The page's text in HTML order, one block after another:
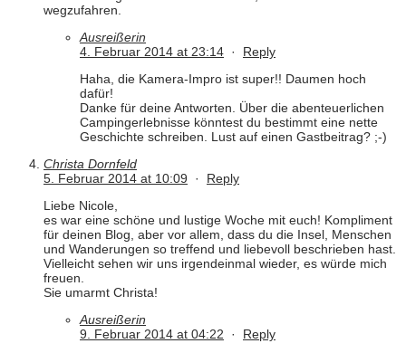
wegzufahren.
Ausreißerin
4. Februar 2014 at 23:14 · Reply
Haha, die Kamera-Impro ist super!! Daumen hoch
dafür!
Danke für deine Antworten. Über die abenteuerlichen
Campingerlebnisse könntest du bestimmt eine nette
Geschichte schreiben. Lust auf einen Gastbeitrag? ;-)
Christa Dornfeld
5. Februar 2014 at 10:09 · Reply
Liebe Nicole,
es war eine schöne und lustige Woche mit euch! Kompliment
für deinen Blog, aber vor allem, dass du die Insel, Menschen
und Wanderungen so treffend und liebevoll beschrieben hast.
Vielleicht sehen wir uns irgendeinmal wieder, es würde mich
freuen.
Sie umarmt Christa!
Ausreißerin
9. Februar 2014 at 04:22 · Reply